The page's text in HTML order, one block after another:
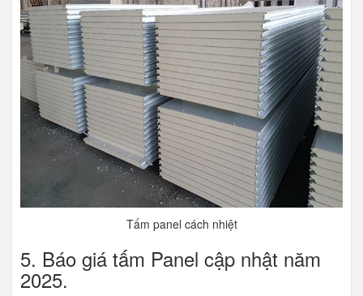
Tấm panel cách nhiệt
5. Báo giá tấm Panel cập nhật năm
2025.